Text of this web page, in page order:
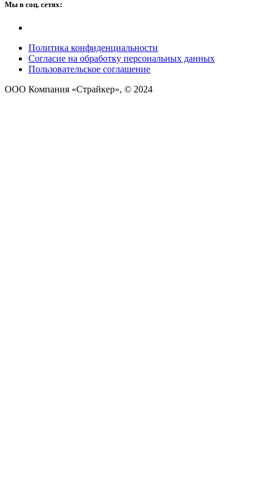
Мы в соц. сетях:
Политика конфиденциальности
Согласие на обработку персональных данных
Пользовательское соглашение
ООО Компания «Страйкер», © 2024